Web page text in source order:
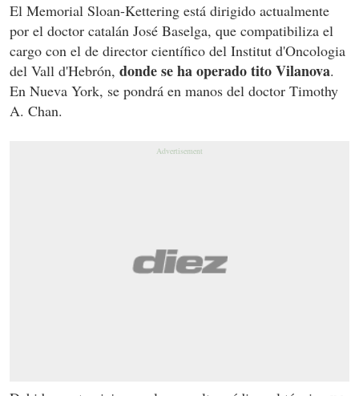
El Memorial Sloan-Kettering está dirigido actualmente
por el doctor catalán José Baselga, que compatibiliza el
cargo con el de director científico del Institut d'Oncologia
del Vall d'Hebrón, donde se ha operado tito Vilanova.
En Nueva York, se pondrá en manos del doctor Timothy
A. Chan.